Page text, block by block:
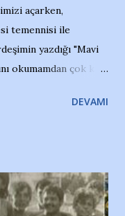
açarken,
temennisi ile
yazdığı "Mavi
okumamdan çok kısa
takımlarının
istemediklerini bir
Bu grup
DEVAMI